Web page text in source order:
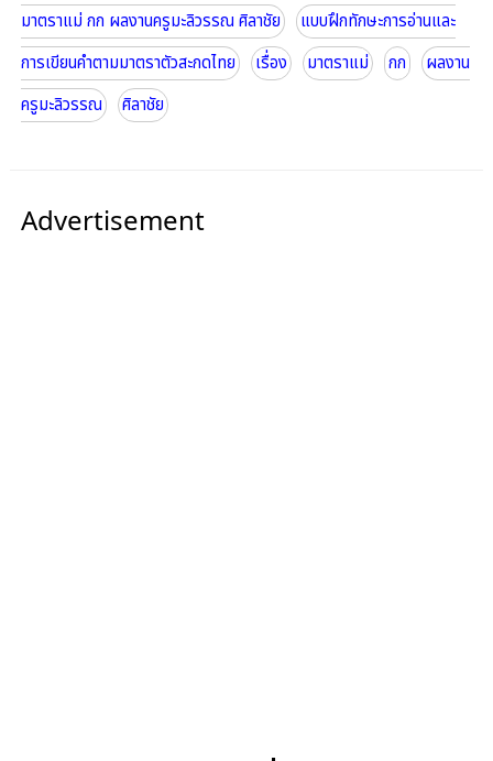
มาตราแม่ กก ผลงานครูมะลิวรรณ ศิลาชัย
แบบฝึกทักษะการอ่านและ
การเขียนคำตามมาตราตัวสะกดไทย
เรื่อง มาตราแม่ กก
ผลงาน
ครูมะลิวรรณ
ศิลาชัย
Advertisement